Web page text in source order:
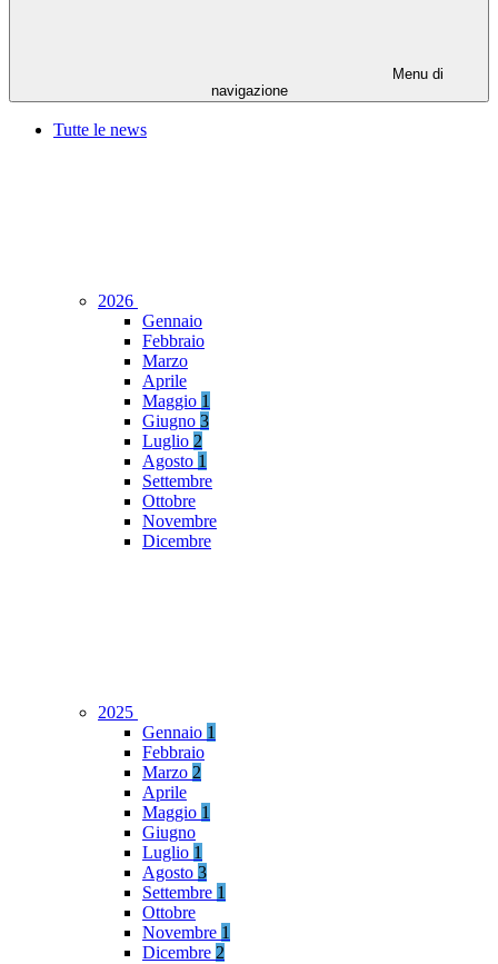
Menu di
navigazione
Tutte le news
2026
Gennaio
Febbraio
Marzo
Aprile
Maggio 1
Giugno 3
Luglio 2
Agosto 1
Settembre
Ottobre
Novembre
Dicembre
2025
Gennaio 1
Febbraio
Marzo 2
Aprile
Maggio 1
Giugno
Luglio 1
Agosto 3
Settembre 1
Ottobre
Novembre 1
Dicembre 2